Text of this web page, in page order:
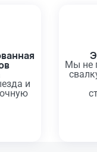
и
Мы не